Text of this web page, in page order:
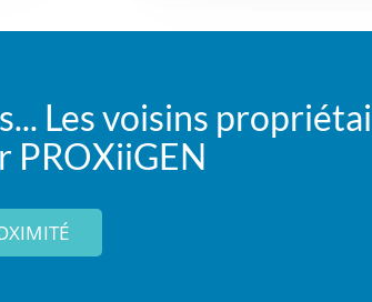
Les voisins
PROXiiGEN